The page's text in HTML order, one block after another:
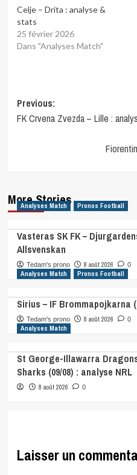
Celje – Drita : analyse &
stats
25 février 2026
Dans "Analyses Match"
Post
navigation
Previous:
FK Crvena Zvezda – Lille :
More Stories
Analyses Match Pronos Football
Vasteras SK FK –
Allsvenskan
Tedam's prono 8 août 2026 0
Analyses Match Pronos Football
Sirius – IF Brommapojkarna
Tedam's prono 8 août 2026 0
Analyses Match
St George-Illawarra
Sharks (09/08) : analyse NRL
8 août 2026 0
Laisser un